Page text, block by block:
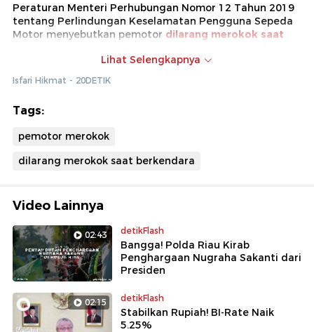
Peraturan Menteri Perhubungan Nomor 12 Tahun 2019
tentang Perlindungan Keselamatan Pengguna Sepeda
Motor menyebutkan pemotor dilarang merokok saat
pengemudi dilarang merokok dan menggangu
konsentrasi saat mengendarai motor.
Lihat Selengkapnya
Isfari Hikmat - 20DETIK
Tags:
pemotor merokok
dilarang merokok saat berkendara
Video Lainnya
02:43 detikFlash
Bangga! Polda Riau Kirab
Penghargaan Nugraha Sakanti dari
Presiden
02:15 detikFlash
Stabilkan Rupiah! BI-Rate Naik
5.25%